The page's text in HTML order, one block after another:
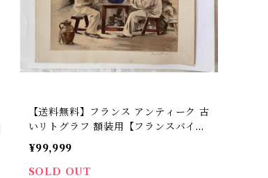
【送料無料】フランス アンティーク 古
いリトグラフ 額装用【フランスバイヤ
ーセレクト品】
¥99,999
SOLD OUT